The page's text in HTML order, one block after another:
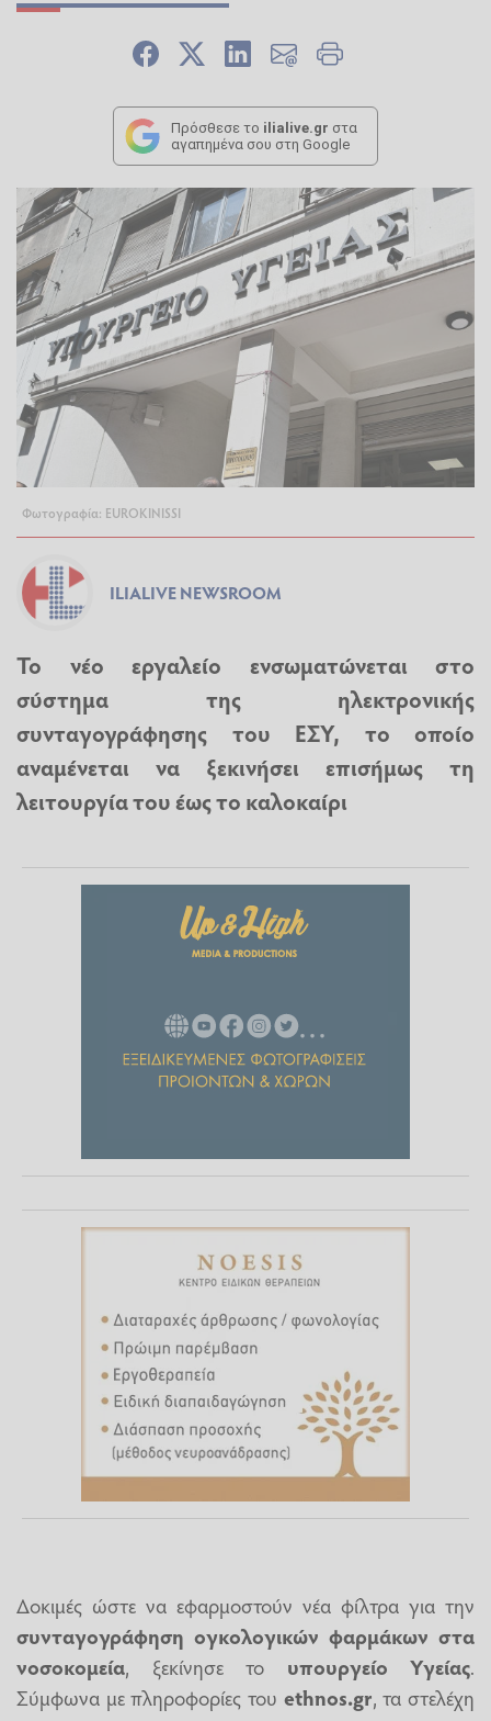
Πρόσθεσε το ilialive.gr στα
αγαπημένα σου στη Google
Φωτογραφία: EUROKINISSI
ILIALIVE NEWSROOM
Το νέο εργαλείο ενσωματώνεται στο
σύστημα της ηλεκτρονικής
συνταγογράφησης του ΕΣΥ, το οποίο
αναμένεται να ξεκινήσει επισήμως τη
λειτουργία του έως το καλοκαίρι
Δοκιμές ώστε να εφαρμοστούν νέα φίλτρα για την
συνταγογράφηση ογκολογικών φαρμάκων στα
νοσοκομεία, ξεκίνησε το υπουργείο Υγείας.
Σύμφωνα με πληροφορίες του ethnos.gr, τα στελέχη